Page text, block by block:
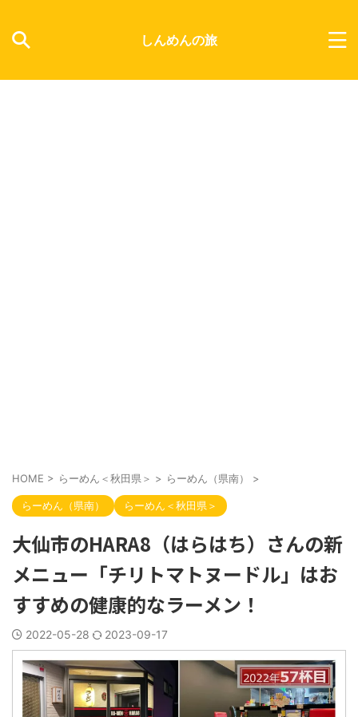
しんめんの旅
HOME > らーめん＜秋田県＞ > らーめん（県南） >
らーめん（県南） らーめん＜秋田県＞
大仙市のHARA8（はらはち）さんの新
メニュー「チリトマトヌードル」はお
すすめの健康的なラーメン！
2022-05-28 2023-09-17